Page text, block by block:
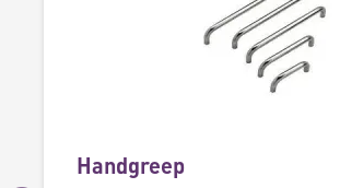
Handgreep